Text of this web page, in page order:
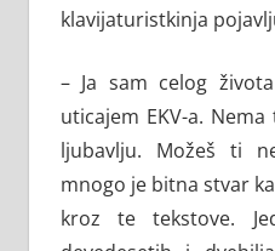
klavijaturistkinja
– Ja sam celog
uticajem EKV-a.
ljubavlju. Možeš ti
mnogo je bitna stvar
kroz te tekstove.